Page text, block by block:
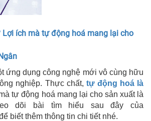
Lợi ích mà tự động hoá mang lại cho
ứng dụng công nghệ mới vô cùng hữu
nghiệp. Thực chất, tự động hoá là
tự động hoá mang lại cho sản xuất là
dõi bài tìm hiểu sau đây của
biết thêm thông tin chi tiết nhé.